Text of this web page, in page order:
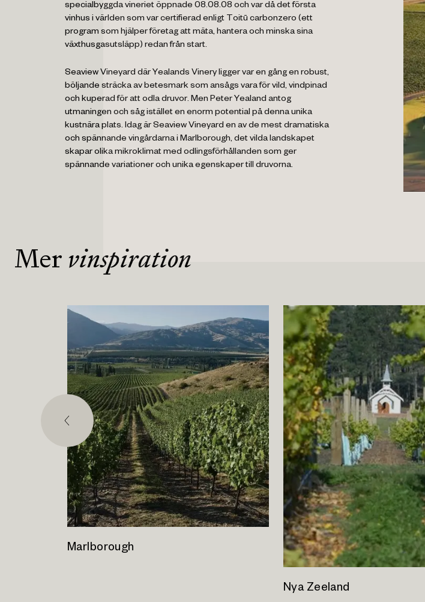
specialbyggda vineriet öppnade 08.08.08 och var då det första
vinhus i världen som var certifierad enligt Toitū carbonzero (ett
program som hjälper företag att mäta, hantera och minska sina
växthusgasutsläpp) redan från start.
Seaview Vineyard där Yealands Vinery ligger var en gång en robust,
böljande sträcka av betesmark som ansågs vara för vild, vindpinad
och kuperad för att odla druvor. Men Peter Yealand antog
utmaningen och såg istället en enorm potential på denna unika
kustnära plats. Idag är Seaview Vineyard en av de mest dramatiska
och spännande vingårdarna i Marlborough, det vilda landskapet
skapar olika mikroklimat med odlingsförhållanden som ger
spännande variationer och unika egenskaper till druvorna.
Mervinspiration
Marlborough
Nya Zeeland